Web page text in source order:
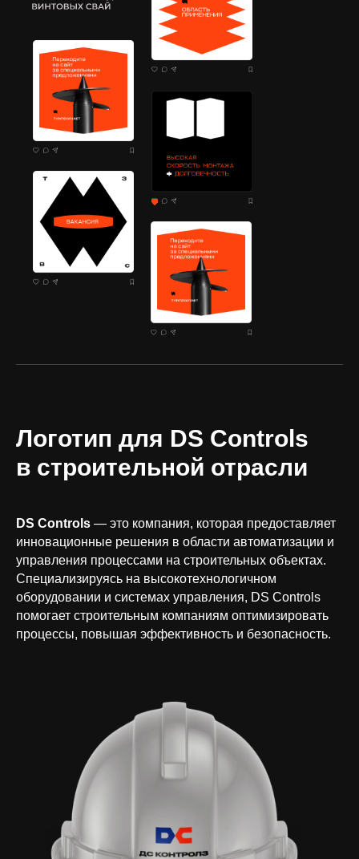
Логотип для DS Controls
в строительной отрасли
DS Controls — это компания, которая предоставляет
инновационные решения в области автоматизации и
управления процессами на строительных объектах.
Специализируясь на высокотехнологичном
оборудовании и системах управления, DS Controls
помогает строительным компаниям оптимизировать
процессы, повышая эффективность и безопасность.